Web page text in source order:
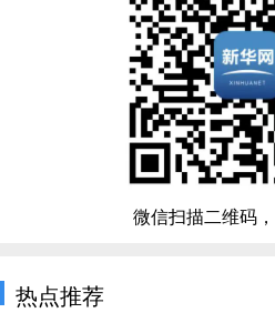
微信扫描二维码
热点推荐